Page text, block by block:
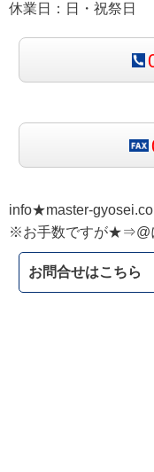
休業日：日・祝祭日
info★master-
※お手数ですが★⇒@
お問合せはこちら